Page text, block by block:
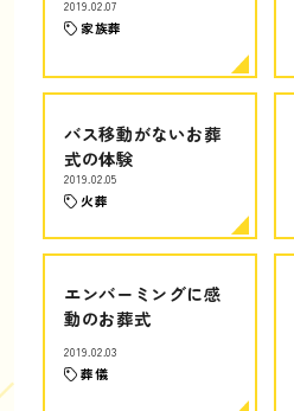
2019.02.07
家族葬
バス移動がないお葬
式の体験
2019.02.05
火葬
エンバーミングに感
動のお葬式
2019.02.03
葬儀